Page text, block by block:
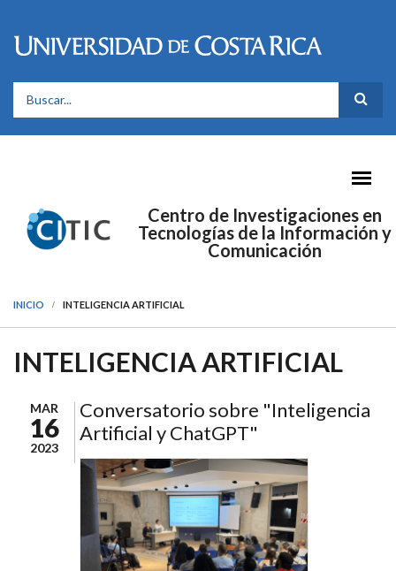
FORMULARIO DE BÚSQUEDA
Centro de Investigaciones en
Tecnologías de la Información y
Comunicación
INICIO INTELIGENCIA ARTIFICIAL
INTELIGENCIA ARTIFICIAL
MAR
16
2023
Conversatorio sobre "Inteligencia
Artificial y ChatGPT"